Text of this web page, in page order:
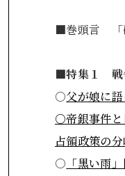
■巻頭言
■特集１ 戦
○父が
○帝銀事件と
占領
○ 「黒